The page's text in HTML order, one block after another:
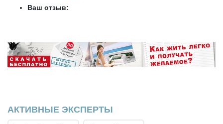
Ваш отзыв:
АКТИВНЫЕ ЭКСПЕРТЫ